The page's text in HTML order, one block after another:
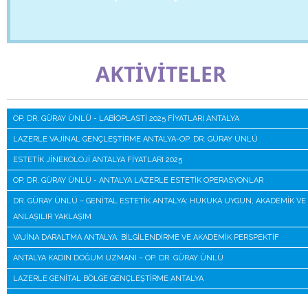
AKTİVİTELER
OP. DR. GÜRAY ÜNLÜ - LABIOPLASTI 2025 FIYATLARI ANTALYA
LAZERLE VAJINAL GENÇLEŞTIRME ANTALYA-OP. DR. GÜRAY ÜNLÜ
ESTETIK JINEKOLOJI ANTALYA FIYATLARI 2025
OP. DR. GÜRAY ÜNLÜ - ANTALYA LAZERLE ESTETIK OPERASYONLAR
DR. GÜRAY ÜNLÜ – GENITAL ESTETIK ANTALYA: HUKUKA UYGUN, AKADEMIK VE
ANLAŞILIR YAKLAŞIM
VAJINA DARALTMA ANTALYA: BILGILENDIRME VE AKADEMIK PERSPEKTIF
ANTALYA KADIN DOĞUM UZMANI – OP. DR. GÜRAY ÜNLÜ
LAZERLE GENITAL BÖLGE GENÇLEŞTIRME ANTALYA